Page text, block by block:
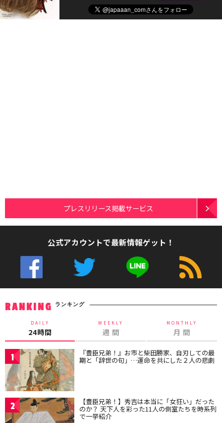
プレスリリース掲載サービス
公式アカウントで最新情報ゲット！
RANKING ランキング
DAILY
24時間
WEEKLY
週 間
MONTHLY
月 間
1 『豊臣兄弟！』お市と柴田勝家、自刃しての最
期と「辞世の句」…運命を共にした２人の悲劇
2 【豊臣兄弟！】秀吉は本当に「女狂い」だった
のか？ 天下人を彩った11人の側室たちを時系列
で一挙紹介